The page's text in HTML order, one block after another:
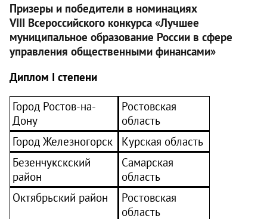
Призеры и победители в номинациях
VIII Всероссийского конкурса «Лучшее
муниципальное образование России в сфере
управления общественными финансами»
Диплом I степени
Город Ростов-на-
Дону
Ростовская
область
Город Железногорск
Курская область
Безенчукскский
район
Самарская
область
Октябрьский район
Ростовская
область